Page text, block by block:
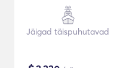
Jäigad täispuhutavad